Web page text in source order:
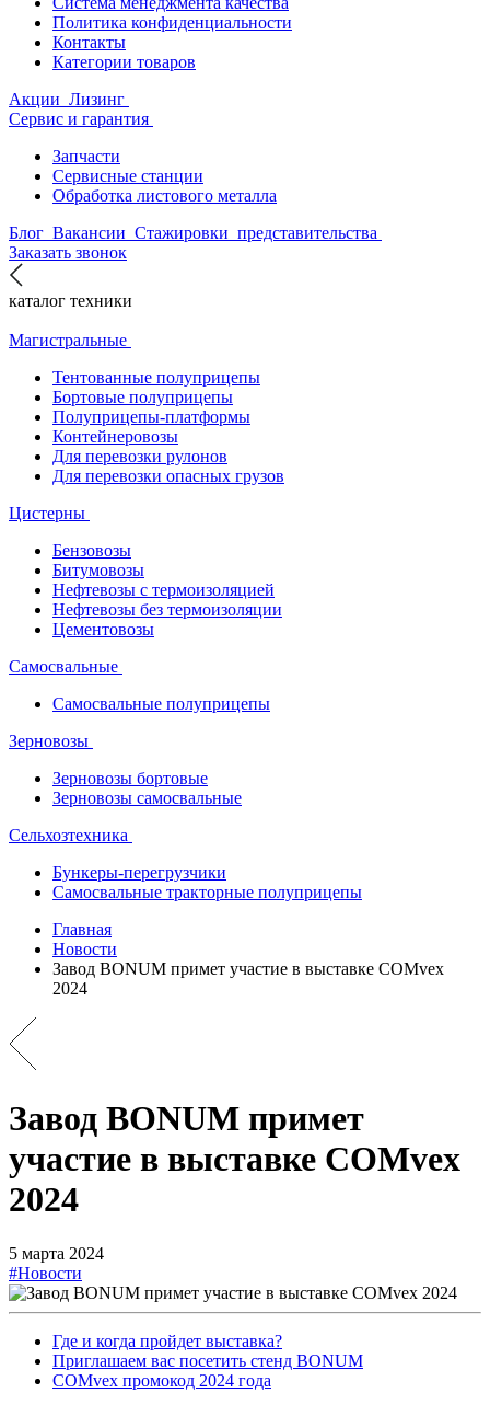
Политика конфиденциальности
Контакты
Категории товаров
Акции Лизинг
Сервис и гарантия
Запчасти
Сервисные станции
Обработка листового металла
Блог Вакансии Стажировки представительства
Заказать звонок
каталог техники
Магистральные
Тентованные полуприцепы
Бортовые полуприцепы
Полуприцепы-платформы
Контейнеровозы
Для перевозки рулонов
Для перевозки опасных грузов
Цистерны
Бензовозы
Битумовозы
Нефтевозы с термоизоляцией
Нефтевозы без термоизоляции
Цементовозы
Самосвальные
Самосвальные полуприцепы
Зерновозы
Зерновозы бортовые
Зерновозы самосвальные
Сельхозтехника
Бункеры-перегрузчики
Самосвальные тракторные полуприцепы
Главная
Новости
Завод BONUM примет участие в выставке COMvex
2024
Завод BONUM примет
участие в выставке COMvex
2024
5 марта 2024
#Новости
Где и когда пройдет выставка?
Приглашаем вас посетить стенд BONUM
COMvex промокод 2024 года